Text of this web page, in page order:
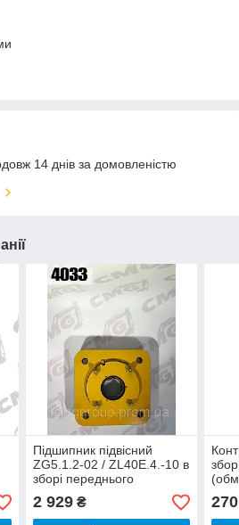
14 днів за домовленістю
Підшипник підвісний
ZG5.1.2-02 / ZL40E.4.-10 в
зборі переднього
приводного валу ZL50G
2 929₴ 270